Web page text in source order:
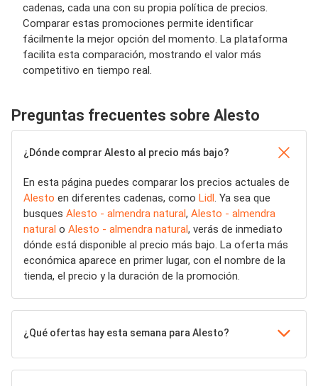
cadenas, cada una con su propia política de precios.
Comparar estas promociones permite identificar
fácilmente la mejor opción del momento. La plataforma
facilita esta comparación, mostrando el valor más
competitivo en tiempo real.
Preguntas frecuentes sobre Alesto
¿Dónde comprar Alesto al precio más bajo?
En esta página puedes comparar los precios actuales de
Alesto en diferentes cadenas, como Lidl. Ya sea que
busques Alesto - almendra natural, Alesto - almendra
natural o Alesto - almendra natural, verás de inmediato
dónde está disponible al precio más bajo. La oferta más
económica aparece en primer lugar, con el nombre de la
tienda, el precio y la duración de la promoción.
¿Qué ofertas hay esta semana para Alesto?